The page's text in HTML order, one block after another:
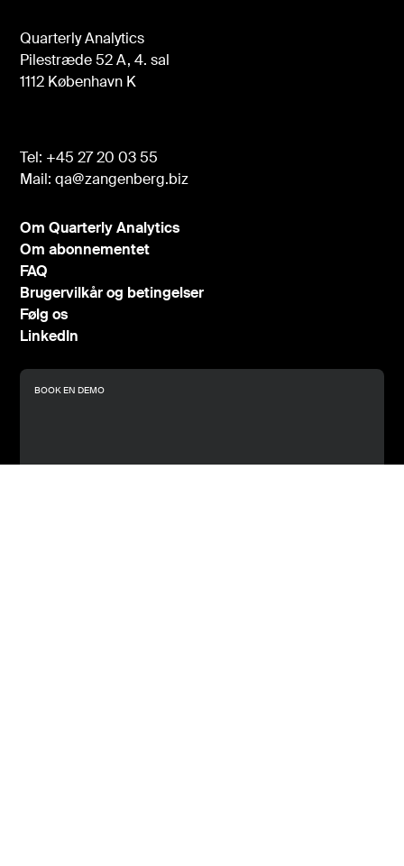
Quarterly Analytics
Pilestræde 52 A, 4. sal
1112 København K
Tel: +45 27 20 03 55
Mail:qa@zangenberg.biz
Om Quarterly Analytics
Om abonnementet
FAQ
Brugervilkår og betingelser
Følg os
LinkedIn
BOOK EN DEMO